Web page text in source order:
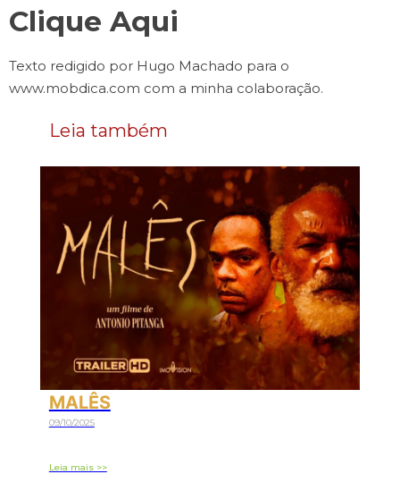
Clique Aqui
Texto redigido por Hugo Machado para o
www.mobdica.com com a minha colaboração.
Leia também
MALÊS
09/10/2025
Leia mais >>